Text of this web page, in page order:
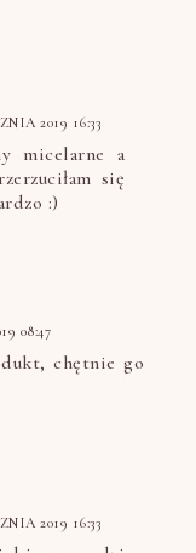
2019 16:33
micelarne a
się
:)
08:47
chętnie go
2019 16:33